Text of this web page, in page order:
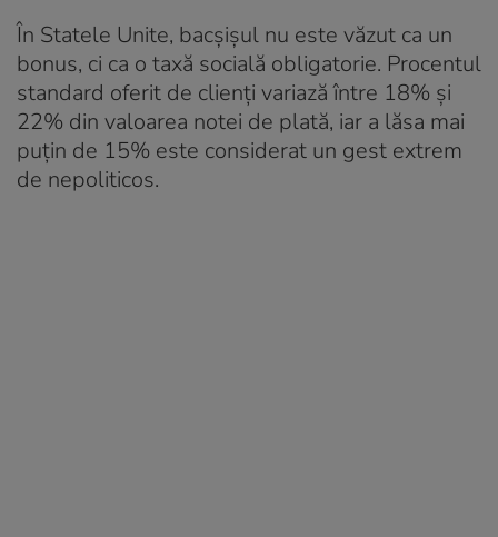
În Statele Unite, bacșișul nu este văzut ca un
bonus, ci ca o taxă socială obligatorie. Procentul
standard oferit de clienți variază între 18% și
22% din valoarea notei de plată, iar a lăsa mai
puțin de 15% este considerat un gest extrem
de nepoliticos.